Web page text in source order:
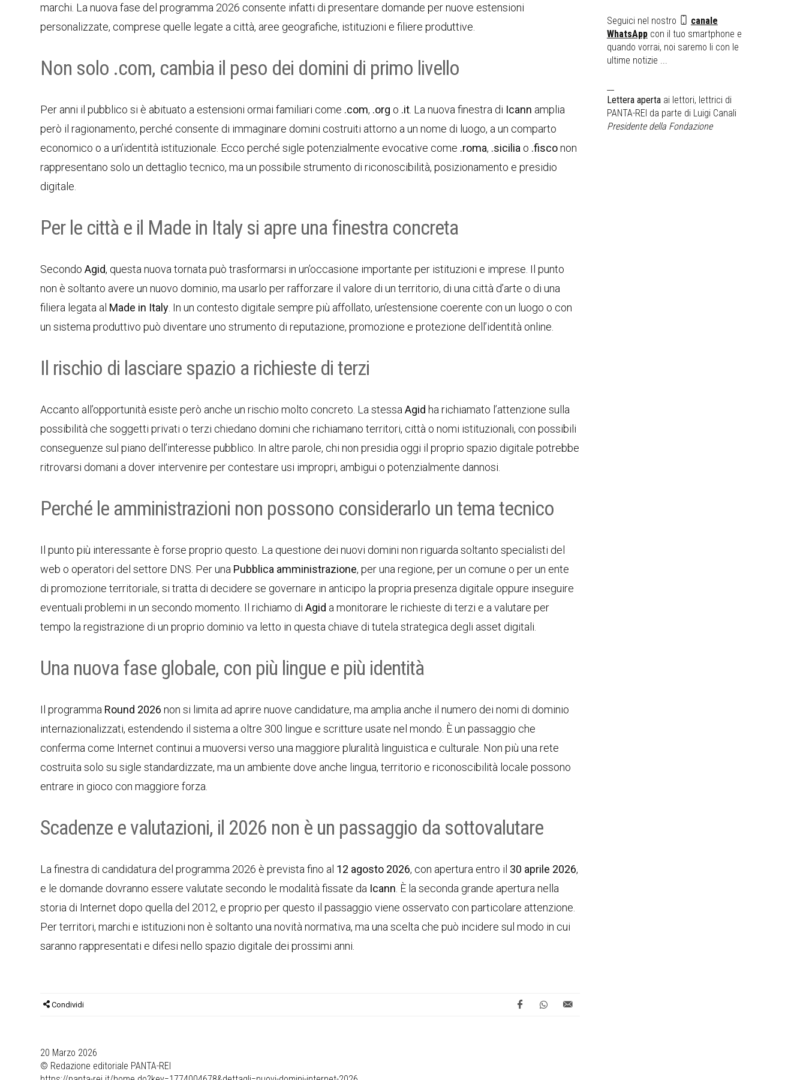
marchi. La nuova fase del programma 2026 consente infatti di presentare domande per nuove estensioni
personalizzate, comprese quelle legate a città, aree geografiche, istituzioni e filiere produttive.
Non solo .com, cambia il peso dei domini di primo livello
Per anni il pubblico si è abituato a estensioni ormai familiari come .com, .org o .it . La nuova finestra di Icann amplia
però il ragionamento, perché consente di immaginare domini costruiti attorno a un nome di luogo, a un comparto
economico o a un’identità istituzionale. Ecco perché sigle potenzialmente evocative come .roma, .sicilia o .fisconon
rappresentano solo un dettaglio tecnico, ma un possibile strumento di riconoscibilità, posizionamento e presidio
digitale.
Per le città e il Made in Italy si apre una finestra concreta
SecondoAgid, questa nuova tornata può trasformarsi in un’occasione importante per istituzioni e imprese. Il punto
non è soltanto avere un nuovo dominio, ma usarlo per rafforzare il valore di un territorio, di una città d’arte o di una
filiera legata al Made in Italy . In un contesto digitale sempre più affollato, un’estensione coerente con un luogo o con
un sistema produttivo può diventare uno strumento di reputazione, promozione e protezione dell’identità online.
Il rischio di lasciare spazio a richieste di terzi
Accanto all’opportunità esiste però anche un rischio molto concreto. La stessaAgid ha richiamato l’attenzione sulla
possibilità che soggetti privati o terzi chiedano domini che richiamano territori, città o nomi istituzionali, con possibili
conseguenze sul piano dell’interesse pubblico. In altre parole, chi non presidia oggi il proprio spazio digitale potrebbe
ritrovarsi domani a dover intervenire per contestare usi impropri, ambigui o potenzialmente dannosi.
Perché le amministrazioni non possono considerarlo un tema tecnico
Il punto più interessante è forse proprio questo. La questione dei nuovi domini non riguarda soltanto specialisti del
web o operatori del settore DNS. Per una Pubblica amministrazione, per una regione, per un comune o per un ente
di promozione territoriale, si tratta di decidere se governare in anticipo la propria presenza digitale oppure inseguire
eventuali problemi in un secondo momento. Il richiamo diAgid a monitorare le richieste di terzi e a valutare per
tempo la registrazione di un proprio dominio va letto in questa chiave di tutela strategica degli asset digitali.
Una nuova fase globale, con più lingue e più identità
Il programma Round 2026 non si limita ad aprire nuove candidature, ma amplia anche il numero dei nomi di dominio
internazionalizzati, estendendo il sistema a oltre 300 lingue e scritture usate nel mondo. È un passaggio che
conferma come Internet continui a muoversi verso una maggiore pluralità linguistica e culturale. Non più una rete
costruita solo su sigle standardizzate, ma un ambiente dove anche lingua, territorio e riconoscibilità locale possono
entrare in gioco con maggiore forza.
Scadenze e valutazioni, il 2026 non è un passaggio da sottovalutare
La finestra di candidatura del programma 2026 è prevista fino al 12 agosto 2026, con apertura entro il 30 aprile 2026,
e le domande dovranno essere valutate secondo le modalità fissate da Icann . È la seconda grande apertura nella
storia di Internet dopo quella del 2012, e proprio per questo il passaggio viene osservato con particolare attenzione.
Per territori, marchi e istituzioni non è soltanto una novità normativa, ma una scelta che può incidere sul modo in cui
saranno rappresentati e difesi nello spazio digitale dei prossimi anni.
Condividi
20 Marzo 2026
© Redazione editoriale PANTA-REI
Seguici nel nostro
canale
WhatsAppcon il tuo smartphone e
quando vorrai, noi saremo li con le
ultime notizie ...
Lettera apertaai lettori, lettrici di
PANTA-REI da parte di Luigi Canali
Presidente della Fondazione